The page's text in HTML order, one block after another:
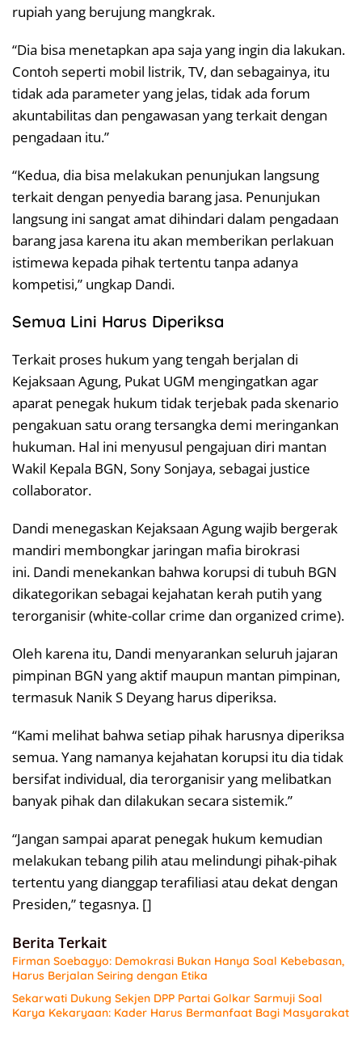
rupiah yang berujung mangkrak.
“Dia bisa menetapkan apa saja yang ingin dia lakukan.
Contoh seperti mobil listrik, TV, dan sebagainya, itu
tidak ada parameter yang jelas, tidak ada forum
akuntabilitas dan pengawasan yang terkait dengan
pengadaan itu.”
“Kedua, dia bisa melakukan penunjukan langsung
terkait dengan penyedia barang jasa. Penunjukan
langsung ini sangat amat dihindari dalam pengadaan
barang jasa karena itu akan memberikan perlakuan
istimewa kepada pihak tertentu tanpa adanya
kompetisi,” ungkap Dandi.
Semua Lini Harus Diperiksa
Terkait proses hukum yang tengah berjalan di
Kejaksaan Agung, Pukat UGM mengingatkan agar
aparat penegak hukum tidak terjebak pada skenario
pengakuan satu orang tersangka demi meringankan
hukuman. Hal ini menyusul pengajuan diri mantan
Wakil Kepala BGN, Sony Sonjaya, sebagai justice
collaborator.
Dandi menegaskan Kejaksaan Agung wajib bergerak
mandiri membongkar jaringan mafia birokrasi
ini. Dandi menekankan bahwa korupsi di tubuh BGN
dikategorikan sebagai kejahatan kerah putih yang
terorganisir (white-collar crime dan organized crime).
Oleh karena itu, Dandi menyarankan seluruh jajaran
pimpinan BGN yang aktif maupun mantan pimpinan,
termasuk Nanik S Deyang harus diperiksa.
“Kami melihat bahwa setiap pihak harusnya diperiksa
semua. Yang namanya kejahatan korupsi itu dia tidak
bersifat individual, dia terorganisir yang melibatkan
banyak pihak dan dilakukan secara sistemik.”
“Jangan sampai aparat penegak hukum kemudian
melakukan tebang pilih atau melindungi pihak-pihak
tertentu yang dianggap terafiliasi atau dekat dengan
Presiden,” tegasnya. []
Berita Terkait
Firman Soebagyo: Demokrasi Bukan Hanya Soal Kebebasan,
Harus Berjalan Seiring dengan Etika
Sekarwati Dukung Sekjen DPP Partai Golkar Sarmuji Soal
Karya Kekaryaan: Kader Harus Bermanfaat Bagi Masyarakat